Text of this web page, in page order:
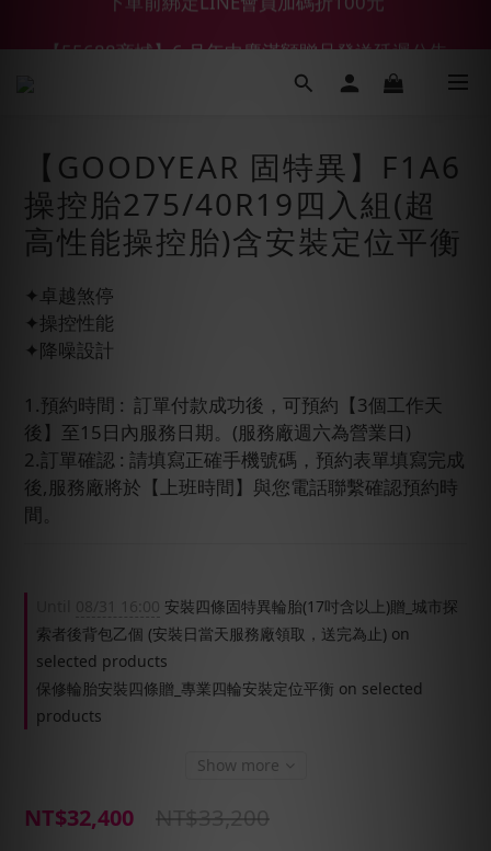
【鑽石熊/金熊新客首購限定】優惠搭車金
【GOODYEAR 固特異】F1A6
操控胎275/40R19四入組(超
高性能操控胎)含安裝定位平衡
✦卓越煞停
✦操控性能
✦降噪設計
1.預約時間 :  訂單付款成功後，可預約【3個工作天
後】至15日內服務日期。(服務廠週六為營業日)
2.訂單確認 : 請填寫正確手機號碼，預約表單填寫完成
後,服務廠將於【上班時間】與您電話聯繫確認預約時
間。
08/31 16:00 安裝四條固特異輪胎(17吋含以上)贈_城市探
索者後背包乙個 (安裝日當天服務廠領取，送完為止) on
selected products
保修輪胎安裝四條贈_專業四輪安裝定位平衡 on selected
products
Show more
NT$32,400 NT$33,200